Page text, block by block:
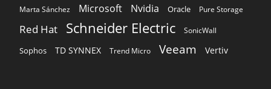
Marta Sánchez Microsoft Nvidia Oracle Pure Storage
Red Hat Schneider Electric SonicWall
Sophos TD SYNNEX Trend Micro Veeam Vertiv